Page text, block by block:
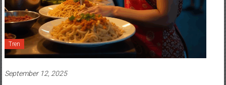
Tren
September 12, 2025